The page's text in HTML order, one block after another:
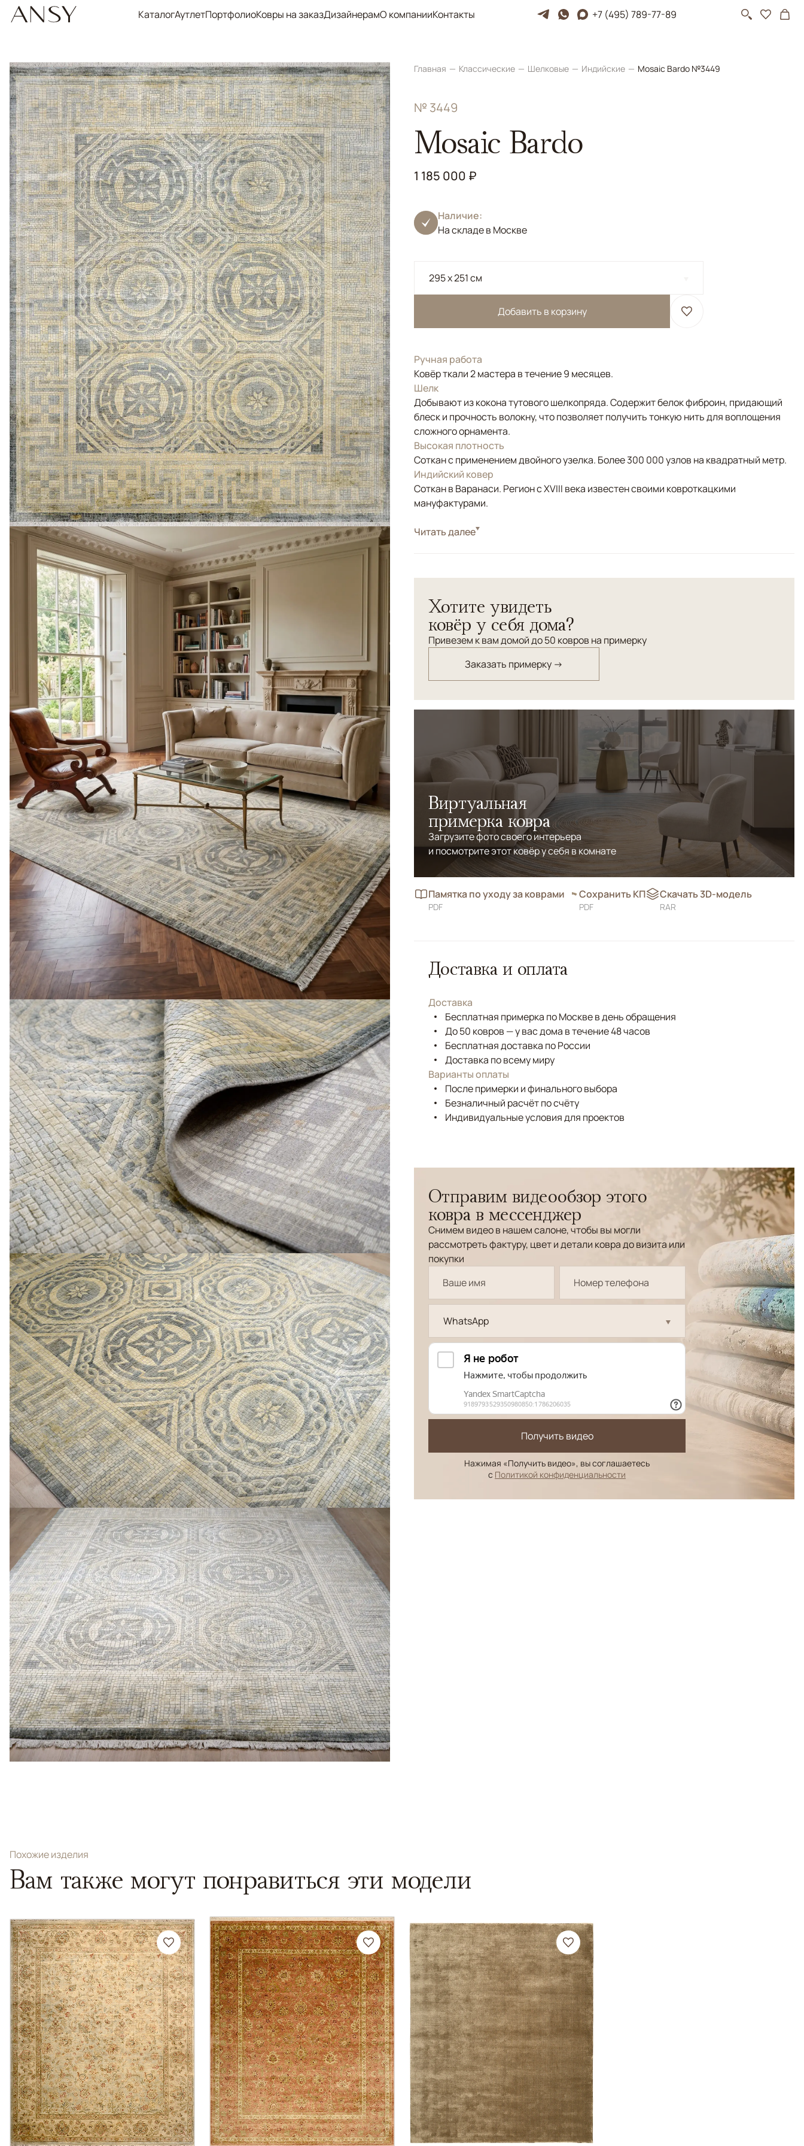
КаталогАутлетПортфолиоКовры на заказДизайнерамО компанииКонтакты +7 (495) 789-77-89
Главная Классические Шелковые Индийские Mosaic Bardo №3449
№ 3449
Mosaic Bardo
1 185 000 ₽
Наличие:
На складе в Москве
295 x 251 см
Добавить в корзину
Ручная работа
Ковёр ткали 2 мастера в течение 9 месяцев.
Шелк
Добывают из кокона тутового шелкопряда. Содержит белок фиброин, придающий
блеск и прочность волокну, что позволяет получить тонкую нить для воплощения
сложного орнамента.
Высокая плотность
Соткан с применением двойного узелка. Более 300 000 узлов на квадратный метр.
Индийский ковер
Соткан в Варанаси. Регион с XVIII века известен своими ковроткацкими
мануфактурами.
СтильКлассические
автора на создание этого образца высокого ковроткаческого искусства. Так и
слышится мелодичный голос Орфея и чарующая игра на лире, производящая
повсюду чудеса...
Читать далее
Хотите увидеть
ковёр у себя дома?
Привезем к вам домой до 50 ковров на примерку
Заказать примерку →
Виртуальная
примерка ковра
Загрузите фото своего интерьера
и посмотрите этот ковёр у себя в комнате
Памятка по уходу за коврами
PDF
Сохранить КП
PDF
Скачать 3D-модель
RAR
Доставка и оплата
Доставка
Бесплатная примерка по Москве в день обращения
До 50 ковров — у вас дома в течение 48 часов
Бесплатная доставка по России
Доставка по всему миру
Варианты оплаты
После примерки и финального выбора
Безналичный расчёт по счёту
Индивидуальные условия для проектов
Отправим видеообзор этого
ковра в мессенджер
Снимем видео в нашем салоне, чтобы вы могли
рассмотреть фактуру, цвет и детали ковра до визита или
покупки
WhatsApp
Получить видео
Нажимая «Получить видео», вы соглашаетесь
с Политикой конфиденциальности
Похожие изделия
Вам также могут понравиться эти модели